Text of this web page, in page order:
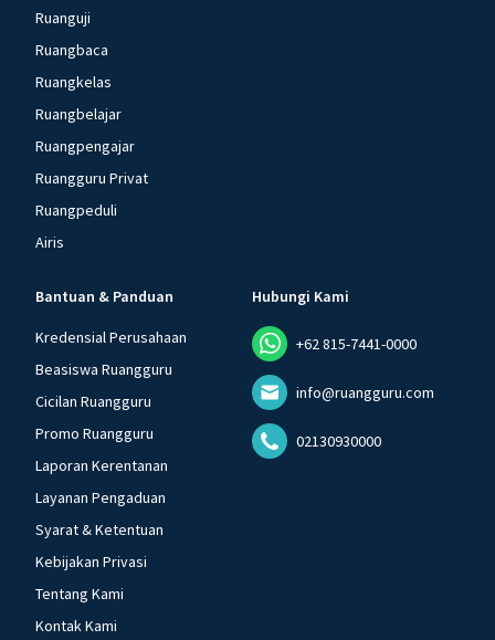
Ruanguji
Ruangbaca
Ruangkelas
Ruangbelajar
Ruangpengajar
Ruangguru Privat
Ruangpeduli
Airis
Bantuan & Panduan
Kredensial Perusahaan
Beasiswa Ruangguru
Cicilan Ruangguru
Promo Ruangguru
Laporan Kerentanan
Layanan Pengaduan
Syarat & Ketentuan
Kebijakan Privasi
Tentang Kami
Kontak Kami
Hubungi Kami
+62 815-7441-0000
info@ruangguru.com
02130930000